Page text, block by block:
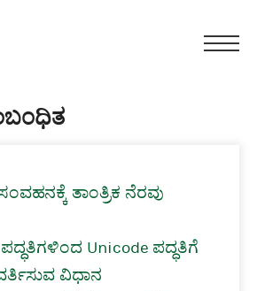
ತಾಂತ್ರಿಕ ನೆರವು
ಪದ್ಧತಿಗಳಿಂದ Unicode ಪದ್ಧತಿಗೆ
ವಿಧಾನ